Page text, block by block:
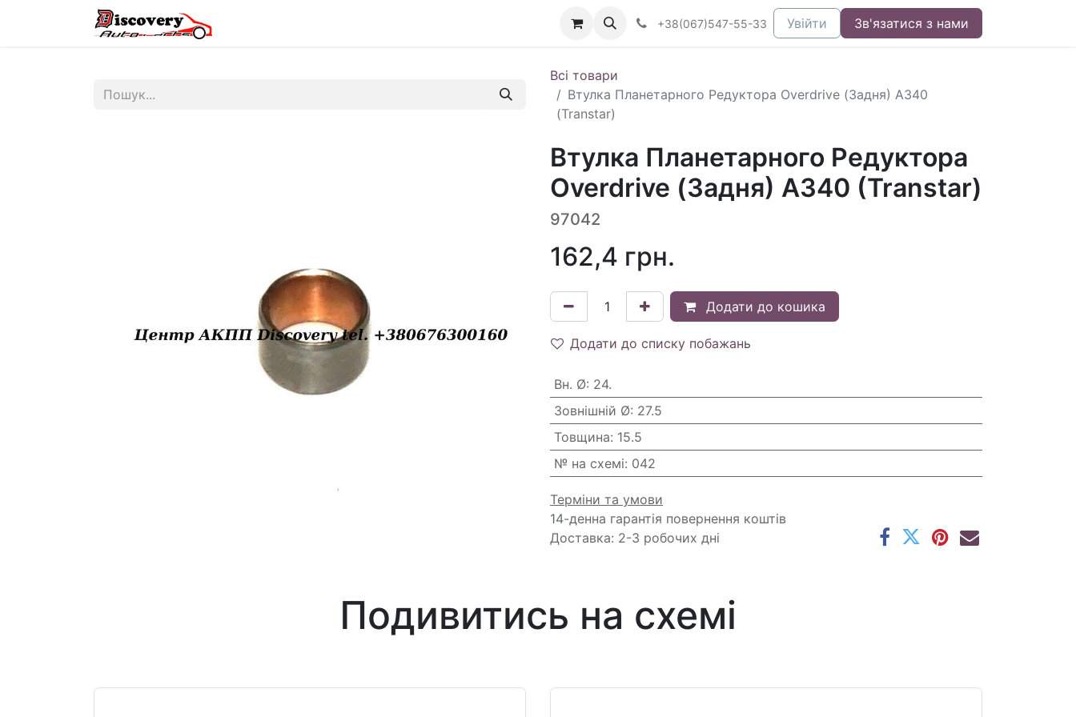
+38(067)547-55-33 Увійти Зв'язатися з нами
Всі товари
Втулка Планетарного Редуктора Overdrive (Задня) A340
(Transtar)
Втулка Планетарного Редуктора
Overdrive (Задня) A340 (Transtar)
97042
162,4 грн.
Додати до кошика
Додати до списку побажань
Вн. Ø: 24.
Зовнішній Ø: 27.5
Товщина: 15.5
№ на схемі: 042
Терміни та умови
14-денна гарантія повернення коштів
Доставка: 2-3 робочих дні
Подивитись на схемі